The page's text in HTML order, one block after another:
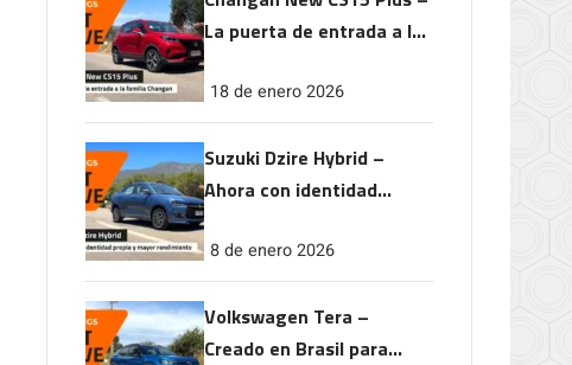
La puerta de entrada a la
18 de enero 2026
Suzuki Dzire Hybrid –
Ahora con identidad
rendimiento
8 de enero 2026
Volkswagen Tera –
Creado en Brasil para